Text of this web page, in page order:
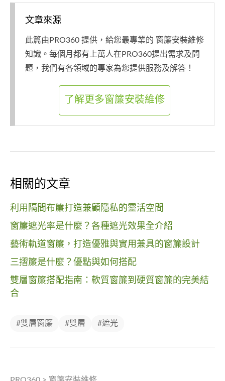
文章來源
此篇由PRO360 提供，給您最專業的 窗簾安裝維修
知識。每個月都有上萬人在PRO360提出需求及問
題，我們有各領域的專家為您提供服務及解答！
了解更多窗簾安裝維修
相關的文章
利用隔間布簾打造兼顧隱私的靈活空間
窗簾遮光率是什麼？各種遮光效果全介紹
藝術軌道窗簾，打造優雅與實用兼具的窗簾設計
三摺簾是什麼？優點與如何搭配
雙層窗簾搭配指南：軟質窗簾到硬質窗簾的完美結
合
#雙層窗簾 #雙層 #遮光